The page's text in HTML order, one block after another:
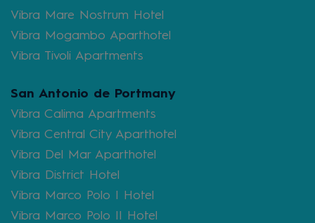
Vibra Mare Nostrum Hotel
Vibra Mogambo Aparthotel
Vibra Tivoli Apartments
San Antonio de Portmany
Vibra Calima Apartments
Vibra Central City Aparthotel
Vibra Del Mar Aparthotel
Vibra District Hotel
Vibra Marco Polo I Hotel
Vibra Marco Polo II Hotel